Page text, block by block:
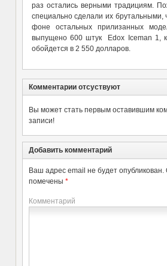
раз остались верными традициям.
специально сделали их брутальными,
фоне остальных прилизанных
выпущено 600 штук Edox Iceman 1,
обойдется в 2 550 долларов.
Комментарии отсуствуют
Вы может стать первым оставившим
записи!
Добавить комментарий
Ваш адрес email не будет опубликован.
помечены *
Комментарий